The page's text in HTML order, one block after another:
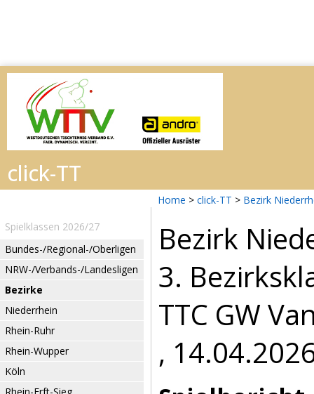
Home > click-TT > Bezirk
Spielklassen 2026/27
Bundes-/Regional-/Oberligen
NRW-/Verbands-/Landesligen
Bezirke
Niederrhein
Rhein-Ruhr
Rhein-Wupper
Köln
Bezirk
3.
TTC GW
,